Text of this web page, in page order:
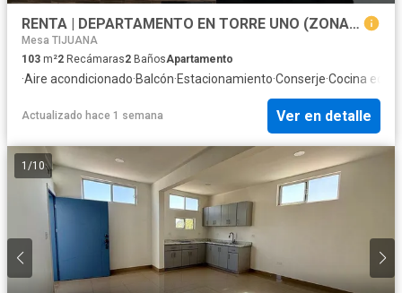
RENTA | DEPARTAMENTO EN TORRE UNO (ZONA LAS PALMAS)
Mesa TIJUANA
103 m²2 Recámaras2 BañosApartamento
·Aire acondicionado·Balcón·Estacionamiento·Conserje·Cocina
Actualizado hace 1 semana Ver en detalle
1 /10